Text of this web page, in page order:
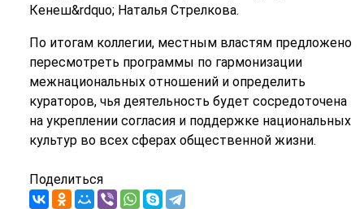
Кенеш&rdquo; Наталья Стрелкова.
По итогам коллегии, местным властям предложено
пересмотреть программы по гармонизации
межнациональных отношений и определить
кураторов, чья деятельность будет сосредоточена
на укреплении согласия и поддержке национальных
культур во всех сферах общественной жизни.
Поделиться